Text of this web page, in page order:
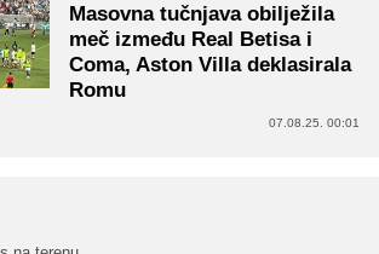
Masovna tučnjava obilježila
meč između Real Betisa i
Coma, Aston Villa deklasirala
Romu
07.08.25. 00:01